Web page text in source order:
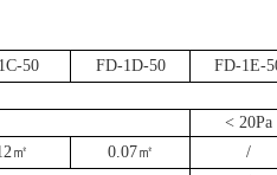
C-50 FD-1D-50 FD-1E-
< 20Pa
㎡ 0.07㎡
/